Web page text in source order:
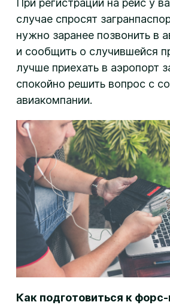
случае спросят
нужно заранее позвонить в
и сообщить о случившейся
лучше приехать в аэропорт
спокойно решить вопрос с
авиакомпании.
Как подготовиться к